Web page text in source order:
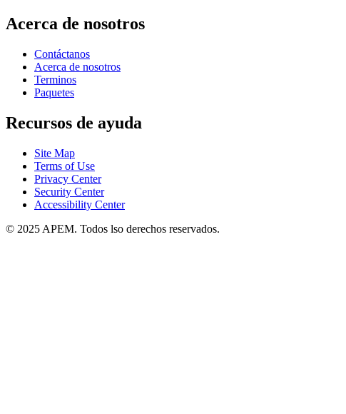
Acerca de nosotros
Contáctanos
Acerca de nosotros
Terminos
Paquetes
Recursos de ayuda
Site Map
Terms of Use
Privacy Center
Security Center
Accessibility Center
© 2025 APEM. Todos lso derechos reservados.